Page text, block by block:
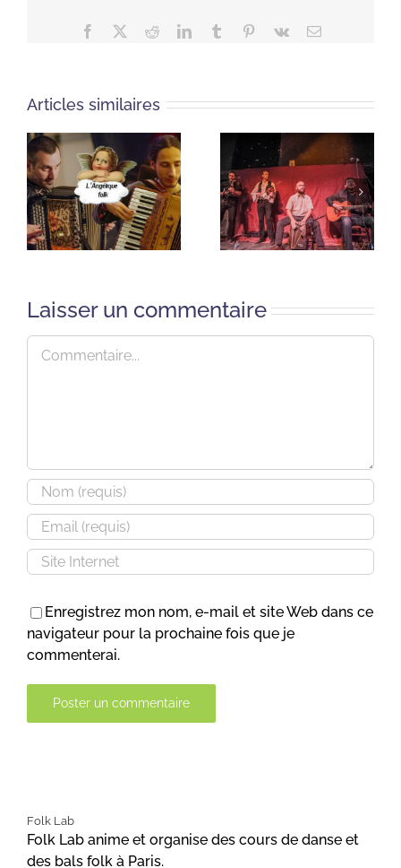
Facebook RedditLinkedInTumblr Pinterest
Vk Email
Articles similaires
Laisser un commentaire
Commentaire
Enregistrez mon nom, e-mail et site Web dans ce
navigateur pour la prochaine fois que je
commenterai.
Folk Lab
Folk Lab anime et organise des cours de danse et
des bals folk à Paris.